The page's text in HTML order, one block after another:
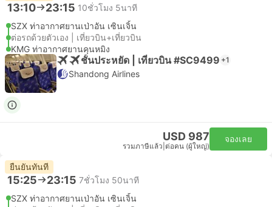
13:10 23:15 10ชั่วโมง 5นาที
SZX ท่าอากาศยานเป่าอัน เซินเจิ้น
ต่อรถด้วยตัวเอง | เที่ยวบิน+เที่ยวบิน
KMG ท่าอากาศยานคุนหมิง
ชั้นประหยัด | เที่ยวบิน #SC9499 +1
Shandong Airlines
USD 987
รวมภาษีแล้ว ต่อคน (ผู้ใหญ่)
จองเลย
ยืนยันทันที
15:25 23:15 7ชั่วโมง 50นาที
SZX ท่าอากาศยานเป่าอัน เซินเจิ้น